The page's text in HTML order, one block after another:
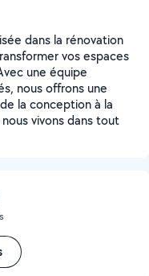
dans la rénovation
vos espaces
une équipe
nous offrons une
la conception à la
vivons dans tout